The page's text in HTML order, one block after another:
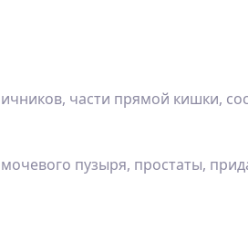
части прямой кишки,
пузыря, простаты,